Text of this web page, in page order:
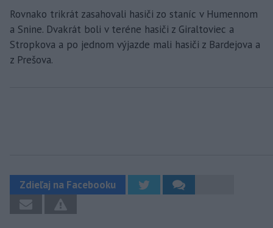
Rovnako trikrát zasahovali hasiči zo staníc v Humennom
a Snine. Dvakrát boli v teréne hasiči z Giraltoviec a
Stropkova a po jednom výjazde mali hasiči z Bardejova a
z Prešova.
Zdieľaj na Facebooku